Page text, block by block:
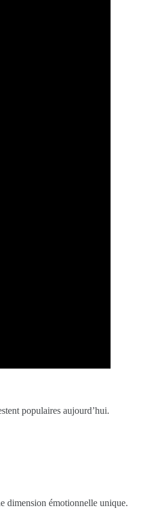
populaires aujourd’hui.
dimension émotionnelle unique.